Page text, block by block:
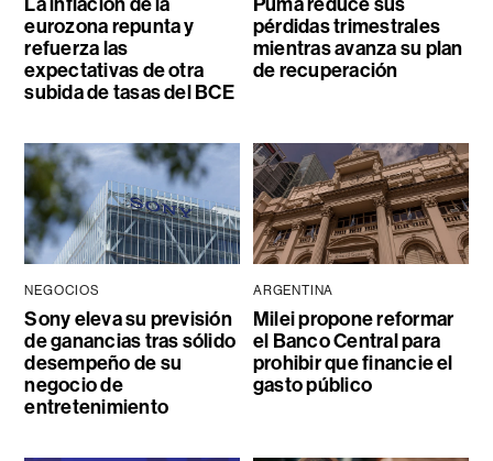
eurozona repunta y
refuerza las
expectativas de otra
subida de tasas del BCE
pérdidas trimestrales
mientras avanza su plan
de recuperación
NEGOCIOS
Sony eleva su previsión
de ganancias tras sólido
desempeño de su
negocio de
entretenimiento
ARGENTINA
Milei propone reformar
el Banco Central para
prohibir que financie el
gasto público